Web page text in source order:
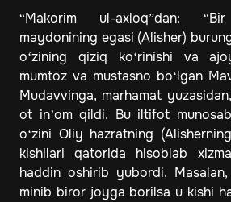
“Makorim ul-axloq”dan:
maydonining egasi (Alisher)
o‘zining qiziq ko‘rinishi va
mumtoz va mustasno bo‘lgan
Mudavvinga, marhamat
ot in’om qildi. Bu iltifot
o‘zini Oliy hazratning
kishilari qatorida hisoblab
haddin oshirib yubordi.
minib biror joyga borilsa u kishi